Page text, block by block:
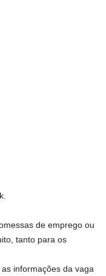
de emprego ou
tanto para os
informações da vaga